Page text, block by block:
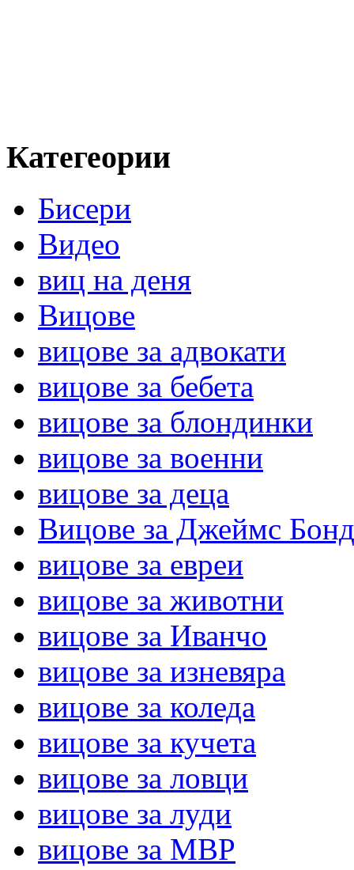
Категеории
Бисери
Видео
виц на деня
Вицове
вицове за адвокати
вицове за бебета
вицове за блондинки
вицове за военни
вицове за деца
Вицове за Джеймс Бонд
вицове за евреи
вицове за животни
вицове за Иванчо
вицове за изневяра
вицове за коледа
вицове за кучета
вицове за ловци
вицове за луди
вицове за МВР